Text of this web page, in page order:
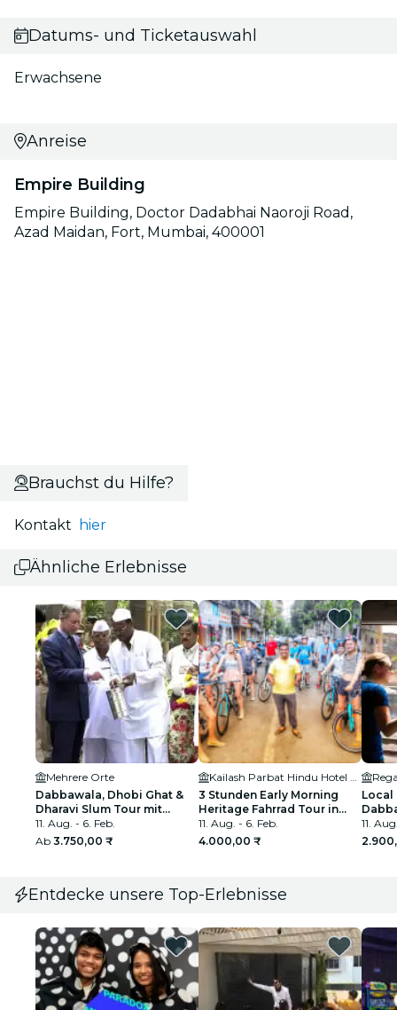
Datums- und Ticketauswahl
Erwachsene
Anreise
Empire Building
Empire Building, Doctor Dadabhai Naoroji Road,
Azad Maidan, Fort, Mumbai, 400001
Brauchst du Hilfe?
Kontakt hier
Ähnliche Erlebnisse
Mehrere Orte
Dabbawala, Dhobi Ghat &
Dharavi Slum Tour mit
Lokzug
11. Aug. - 6. Feb.
Ab 3.750,00 ₹
3 Stunden Early Morning
Heritage Fahrrad Tour in
South Mumbai
11. Aug. - 6. Feb.
4.000,00 ₹
Local
11.
Entdecke unsere Top-Erlebnisse